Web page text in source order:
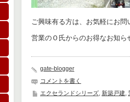
ご興味有る方は、お気軽にお問
営業のＯ氏からのお得なお知ら
gate-blogger
コメントを書く
エクセランドシリーズ 新築戸建